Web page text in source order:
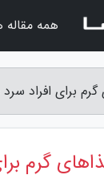
برای افراد
گرم
همه مقاله